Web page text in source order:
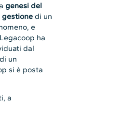
genesi del
gestione di un
e
ha
dal
un
si è posta
a